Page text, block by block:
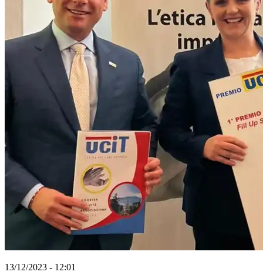
13/12/2023 - 12:01